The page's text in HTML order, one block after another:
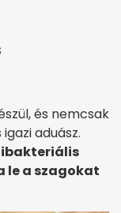
és nemcsak
aduász.
a szagokat